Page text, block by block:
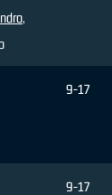
,
9-17
9-17